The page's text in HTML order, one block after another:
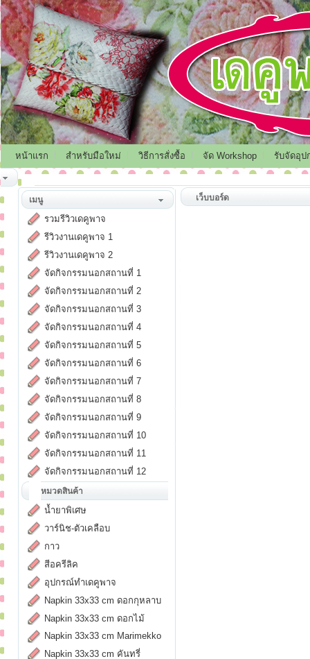
หน้าแรก สำหรับมือใหม่ วิธีการสั่งซื้อ จัด Workshop รับจัดอุป
เมนู
รวมรีวิวเดคูพาจ
รีวิวงานเดคูพาจ 1
รีวิวงานเดคูพาจ 2
จัดกิจกรรมนอกสถานที่ 1
จัดกิจกรรมนอกสถานที่ 2
จัดกิจกรรมนอกสถานที่ 3
จัดกิจกรรมนอกสถานที่ 4
จัดกิจกรรมนอกสถานที่ 5
จัดกิจกรรมนอกสถานที่ 6
จัดกิจกรรมนอกสถานที่ 7
จัดกิจกรรมนอกสถานที่ 8
จัดกิจกรรมนอกสถานที่ 9
จัดกิจกรรมนอกสถานที่ 10
จัดกิจกรรมนอกสถานที่ 11
จัดกิจกรรมนอกสถานที่ 12
หมวดสินค้า
น้ำยาพิเศษ
วาร์นิช-ตัวเคลือบ
กาว
สีอครีลิค
อุปกรณ์ทำเดคูพาจ
Napkin 33x33 cm ดอกกุหลาบ
Napkin 33x33 cm ดอกไม้
Napkin 33x33 cm Marimekko
Napkin 33x33 cm คันทรี่
เว็บบอร์ด